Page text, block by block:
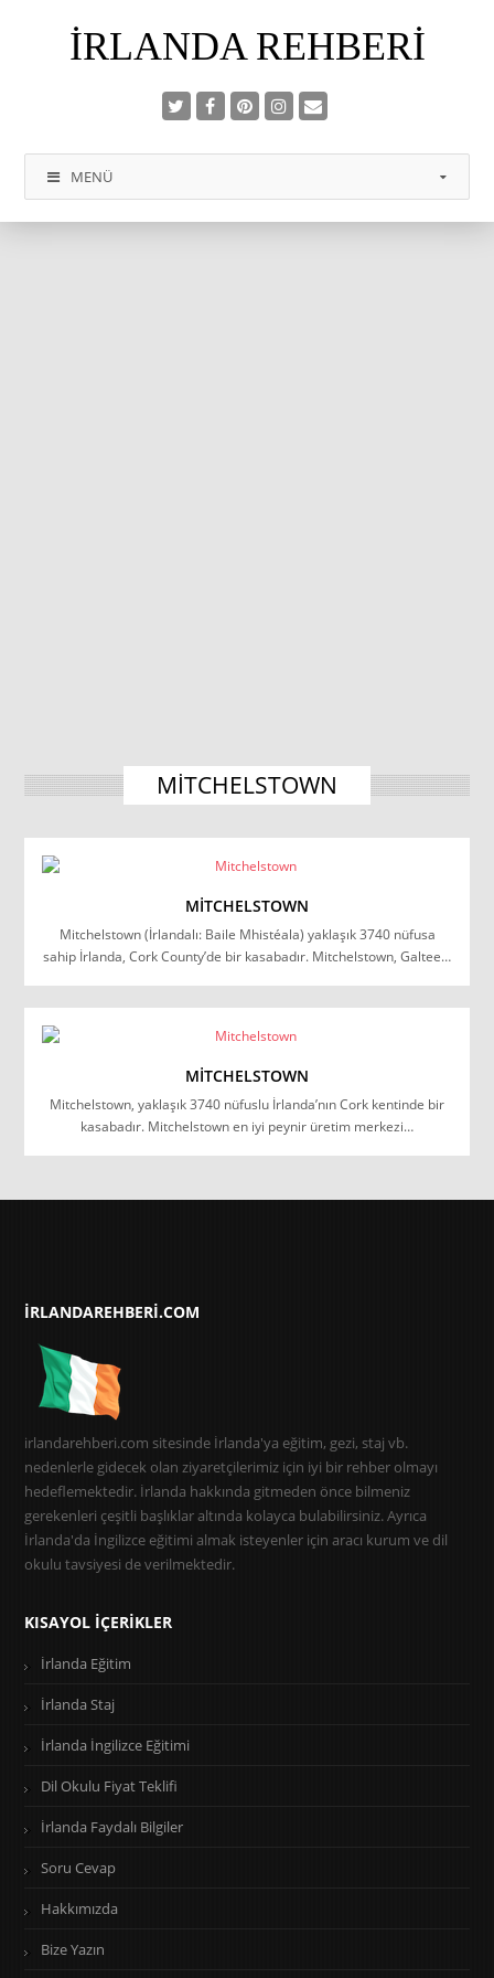
İRLANDA REHBERI
MENÜ
MITCHELSTOWN
MITCHELSTOWN
Mitchelstown (İrlandalı: Baile Mhistéala) yaklaşık 3740 nüfusa
sahip İrlanda, Cork County’de bir kasabadır. Mitchelstown, Galtee…
MITCHELSTOWN
Mitchelstown, yaklaşık 3740 nüfuslu İrlanda’nın Cork kentinde bir
kasabadır. Mitchelstown en iyi peynir üretim merkezi…
IRLANDAREHBERI.COM
irlandarehberi.com sitesinde İrlanda'ya eğitim, gezi, staj vb.
nedenlerle gidecek olan ziyaretçilerimiz için iyi bir rehber olmayı
hedeflemektedir. İrlanda hakkında gitmeden önce bilmeniz
gerekenleri çeşitli başlıklar altında kolayca bulabilirsiniz. Ayrıca
İrlanda'da İngilizce eğitimi almak isteyenler için aracı kurum ve dil
okulu tavsiyesi de verilmektedir.
KISAYOL İÇERIKLER
İrlanda Eğitim
İrlanda Staj
İrlanda İngilizce Eğitimi
Dil Okulu Fiyat Teklifi
İrlanda Faydalı Bilgiler
Soru Cevap
Hakkımızda
Bize Yazın